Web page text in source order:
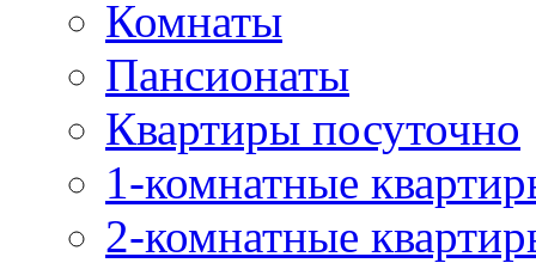
Комнаты
Пансионаты
Квартиры посуточно
1-комнатные
2-комнатные